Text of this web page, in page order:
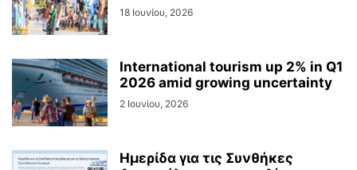
18 Ιουνίου, 2026
International tourism up 2% in Q1
2026 amid growing uncertainty
2 Ιουνίου, 2026
Ημερίδα για τις Συνθήκες